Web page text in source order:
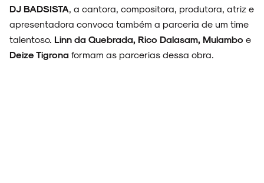
DJ BADSISTA, a cantora, compositora, produtora, atriz e
apresentadora convoca também a parceria de um time
talentoso. Linn da Quebrada, Rico Dalasam, Mulambo e
Deize Tigrona formam as parcerias dessa obra.